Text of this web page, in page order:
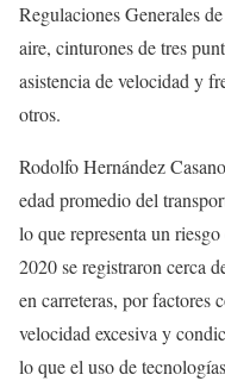
Regulaciones Generales
aire, cinturones de tres
asistencia de velocidad y
otros.
Rodolfo Hernández
edad promedio del
lo que representa un
2020 se registraron cerca
en carreteras, por factores
velocidad excesiva y
lo que el uso de